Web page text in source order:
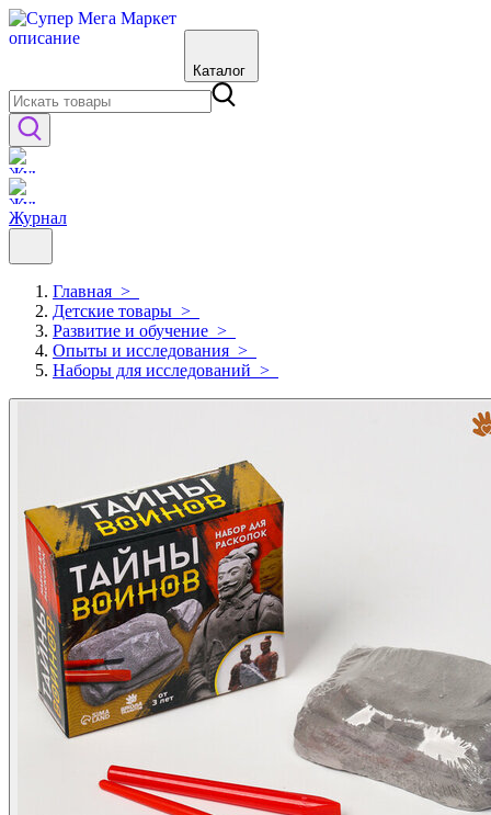
Каталог
Журнал
Главная >
Детские товары >
Развитие и обучение >
Опыты и исследования >
Наборы для исследований >